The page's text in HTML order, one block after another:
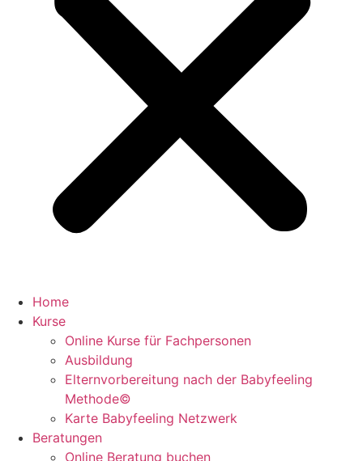
Home
Kurse
Online Kurse für Fachpersonen
Ausbildung
Elternvorbereitung nach der Babyfeeling
Methode©
Karte Babyfeeling Netzwerk
Beratungen
Online Beratung buchen